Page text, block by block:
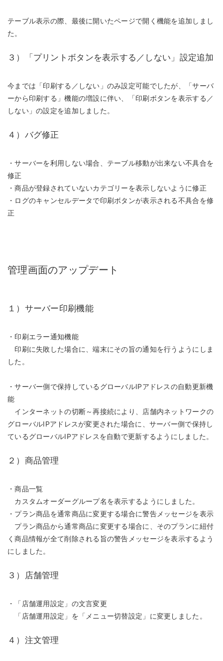
テーブル表示の際、最後に開いたページで開く機能を追加しまし
た。
３）「プリントボタンを表示する／しない」設定追加
今までは「印刷する／しない」のみ設定可能でしたが、「サーバ
ーから印刷する」機能の増設に伴い、「印刷ボタンを表示する／
しない」の設定を追加しました。
４）バグ修正
・サーバーを利用しない場合、テーブル移動が出来ない不具合を
修正
・商品が登録されていないカテゴリーを表示しないように修正
・ログのキャンセルデータで印刷ボタンが表示される不具合を修
正
管理画面のアップデート
１）サーバー印刷機能
・印刷エラー通知機能
印刷に失敗した場合に、端末にその旨の通知を行うようにしま
した。
・サーバー側で保持しているグローバルIPアドレスの自動更新機
能
インターネットの切断～再接続により、店舗内ネットワークの
グローバルIPアドレスが変更された場合に、サーバー側で保持し
ているグローバルIPアドレスを自動で更新するようにしました。
２）商品管理
・商品一覧
カスタムオーダーグループ名を表示するようにしました。
・プラン商品を通常商品に変更する場合に警告メッセージを表示
プラン商品から通常商品に変更する場合に、そのプランに紐付
く商品情報が全て削除される旨の警告メッセージを表示するよう
にしました。
３）店舗管理
・「店舗運用設定」の文言変更
「店舗運用設定」を「メニュー切替設定」に変更しました。
４）注文管理